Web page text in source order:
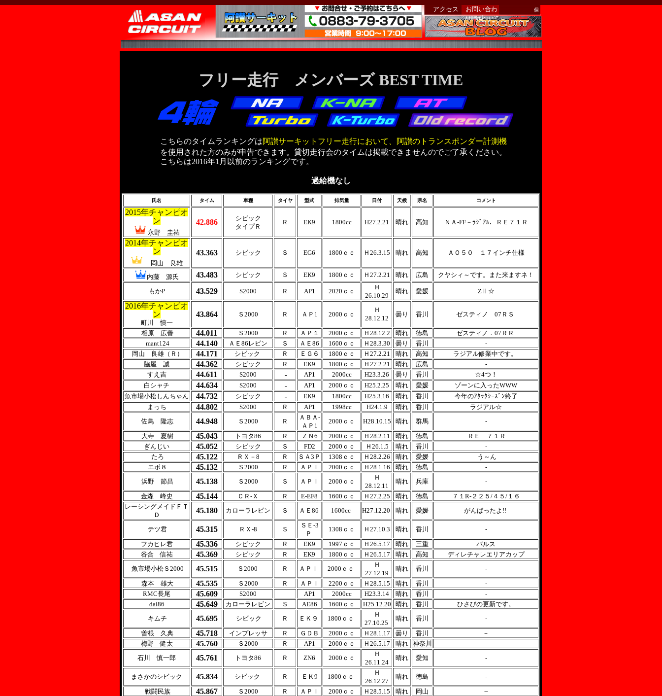
こちらのタイムランキングは阿讃サーキットフリー走行において、阿讃のトランスポンダー計測機
を使用された方のみが申告できます。貸切走行会のタイムは掲載できませんのでご了承ください。
こちらは2016年1月以前のランキングです。
お問い合わ
せ
アクセス
個
人情報について
フリー走行 メンバーズ BEST TIME
過給機なし
氏名 タイム 車種 タイヤ 型式 排気量 日付 天候 県名 コメント
2015年チャンピオ
ン
永野 圭祐
42.886
シビック
タイプＲ
Ｒ EK9 1800cc H27.2.21 晴れ 高知 ＮＡ-FF－ﾗｼﾞｱﾙ．ＲＥ７１Ｒ
2014年チャンピオ
ン
岡山 良雄
43.363 シビック Ｓ EG6 1800ｃｃ Ｈ26.3.15 晴れ 高知 ＡＯ５０ １７インチ仕様
内藤 源氏 43.483 シビック Ｓ EK9 1800ｃｃ Ｈ27.2.21 晴れ 広島 クヤシィ～です。また来ますネ！
もかP 43.529 S2000 Ｒ AP1 2020ｃｃ
Ｈ
26.10.29
晴れ 愛媛 ZⅡ☆
2016年チャンピオ
ン
町川 慎一
43.864 Ｓ2000 Ｒ ＡＰ1 2000ｃｃ
Ｈ
28.12.12
曇り 香川 ゼスティノ 07ＲＳ
相原 広善 44.011 Ｓ2000 Ｒ ＡＰ１ 2000ｃｃ Ｈ28.12.2 晴れ 徳島
ゼスティノ．07ＲＲ
mant124
44.140 ＡＥ86レビン Ｓ ＡＥ86 1600ｃｃ Ｈ28.3.30 曇り 香川
-
岡山 良雄（Ｒ）
44.171 シビック Ｒ ＥＧ６ 1800ｃｃ Ｈ27.2.21 晴れ 高知
ラジアル修業中です。
脇屋 誠
44.362 シビック Ｒ EK9 1800ｃｃ Ｈ27.2.21 晴れ 広島
-
すえ吉
44.611 S2000 - AP1 2000cc H23.3.26 曇り 香川
☆4つ！
白シャチ
44.634 S2000 - AP1 2000ｃｃ H25.2.25 晴れ 愛媛
ゾーンに入ったWWW
魚市場小松しんちゃん
44.732 シビック - EK9 1800cc H25.3.16 晴れ 香川
今年のｱﾀｯｸｼｰｽﾞﾝ終了
まっち
44.802 S2000 Ｒ AP1 1998cc H24.1.9 晴れ 香川
ラジアル☆
佐鳥 隆志
44.948 Ｓ2000 Ｒ
ＡＢＡ-
ＡＰ1
2000ｃｃ H28.10.15 晴れ 群馬
-
大寺 夏樹
45.043 トヨタ86 Ｒ ＺＮ6 2000ｃｃ Ｈ28.2.11 晴れ 徳島
ＲＥ ７１Ｒ
ぎんじい
45.052 シビック Ｓ FD2 2000ｃｃ Ｈ26.1.5 晴れ 香川
-
たろ
45.122 ＲＸ－8 Ｒ ＳＡ3Ｐ 1308ｃｃ Ｈ28.2.26 晴れ 愛媛
う～ん
エボ８
45.132 Ｓ2000 Ｒ ＡＰＩ 2000ｃｃ Ｈ28.1.16 晴れ 徳島
-
浜野 節昌
45.138 Ｓ2000 Ｓ ＡＰＩ 2000ｃｃ
Ｈ
28.12.11
晴れ 兵庫
-
金森 峰史
45.144 ＣＲ-Ｘ Ｒ E-EF8 1600ｃｃ Ｈ27.2.25 晴れ 徳島
７１R-２２５/４５/１６
レーシングメイドＦＴ
Ｄ
45.180 カローラレビン Ｓ ＡＥ86 1600cc H27.12.20 晴れ 愛媛 がんばったよ!!
テツ君 45.315 ＲＸ-8 Ｓ
ＳＥ-3
Ｐ
1308ｃｃ Ｈ27.10.3 晴れ 香川
-
フカヒレ君
45.336 シビック Ｒ EK9 1997ｃｃ Ｈ26.5.17 晴れ 三重
バルス
谷合 信祐
45.369 シビック Ｒ EK9 1800ｃｃ Ｈ26.5.17 晴れ 高知
ディレチャレエリアカップ
魚市場小松Ｓ2000
45.515 Ｓ2000 Ｒ ＡＰＩ 2000ｃｃ
Ｈ
27.12.19
晴れ 香川
-
森本 雄大
45.535 Ｓ2000 Ｒ ＡＰＩ 2200ｃｃ Ｈ28.5.15 晴れ 香川
-
RMC長尾
45.609 S2000 AP1 2000cc H23.3.14 晴れ 香川
-
dai86
45.649 カローラレビン Ｓ AE86 1600ｃｃ H25.12.20 晴れ 香川
ひさびの更新です。
キムチ
45.695 シビック Ｒ ＥＫ９ 1800ｃｃ
Ｈ
27.10.25
晴れ 香川
-
曽根 久典
45.718 インプレッサ Ｒ ＧＤＢ 2000ｃｃ Ｈ28.1.17 曇り 香川
－
梅野 健太
45.760 Ｓ2000 Ｒ AP1 2000ｃｃ Ｈ26.5.17 晴れ 神奈川
-
石川 慎一郎
45.761 トヨタ86 Ｒ ZN6 2000ｃｃ
Ｈ
26.11.24
晴れ 愛知 -
まさかのシビック 45.834 シビック Ｒ ＥＫ9 1800ｃｃ
Ｈ
26.12.27
晴れ 徳島
-
戦闘民族
45.867 Ｓ2000 Ｒ ＡＰＩ 2000ｃｃ Ｈ28.5.15 晴れ 岡山 －